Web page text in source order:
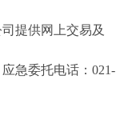
提供网上交易及
急委托电话：021-